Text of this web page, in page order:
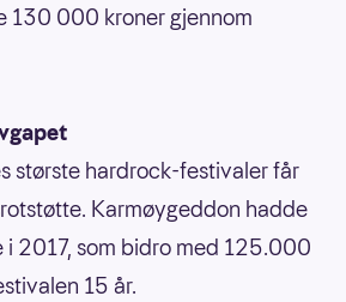
130 000 kroner gjennom
største hardrock-festivaler får
Karmøygeddon hadde
2017, som bidro med 125.000
15 år.